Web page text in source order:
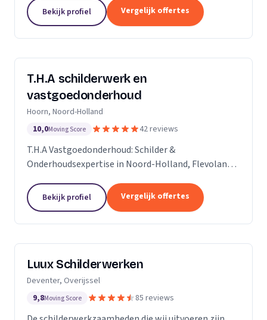
branche, onderscheiden we ons door onze...
Bekijk profiel Vergelijk offertes
T.H.A schilderwerk en
vastgoedonderhoud
Hoorn, Noord-Holland
10,0Moving Score 42 reviews
T.H.A Vastgoedonderhoud: Schilder &
Onderhoudsexpertise in Noord-Holland, Flevoland
Bekijk profiel Vergelijk offertes
Luux Schilderwerken
Deventer, Overijssel
9,8Moving Score 85 reviews